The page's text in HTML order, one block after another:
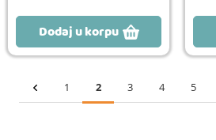
Dodaj u korpu
1 2 3 4 5